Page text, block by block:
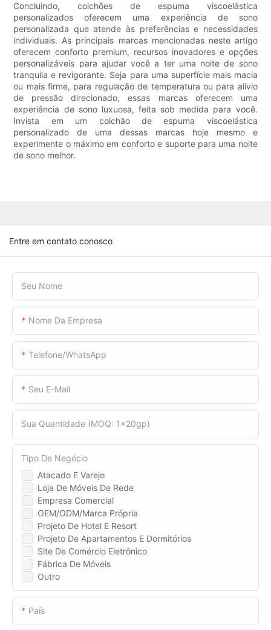
Concluindo, colchões de espuma viscoelástica
personalizados oferecem uma experiência de sono
personalizada que atende às preferências e necessidades
individuais. As principais marcas mencionadas neste artigo
oferecem conforto premium, recursos inovadores e opções
personalizáveis ​​para ajudar você a ter uma noite de sono
tranquila e revigorante. Seja para uma superfície mais macia
ou mais firme, para regulação de temperatura ou para alívio
de pressão direcionado, essas marcas oferecem uma
experiência de sono luxuosa, feita sob medida para você.
Invista em um colchão de espuma viscoelástica
personalizado de uma dessas marcas hoje mesmo e
experimente o máximo em conforto e suporte para uma noite
de sono melhor.
Entre em contato conosco
Seu Nome
Nome Da Empresa
Telefone/WhatsApp
Seu E-Mail
Sua Quantidade (MOQ: 1x20gp)
Atacado E Varejo
Loja De Móveis De Rede
Empresa Comercial
OEM/ODM/Marca Própria
Projeto De Hotel E Resort
Projeto De Apartamentos E Dormitórios
Site De Comércio Eletrônico
Fábrica De Móveis
Outro
Tipo De Negócio
País